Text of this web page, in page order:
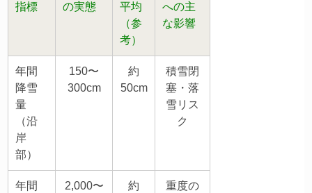
指標
の実態
平均
（参
考）
への主
な影響
年間
降雪
量
（沿
岸
部）
150〜
300cm
約
50cm
積雪閉
塞・落
雪リス
ク
年間
2,000〜
約
重度の